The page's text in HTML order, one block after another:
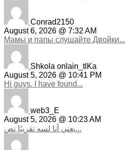
Conrad2150
August 6, 2026 @ 7:32 AM
Мамы и папы слушайте Двойки...
Shkola onlain_tlKa
August 5, 2026 @ 10:41 PM
Hi guys. I have found...
web3_E
August 5, 2026 @ 10:23 AM
يعني أنا لسه تقريبًا نص...